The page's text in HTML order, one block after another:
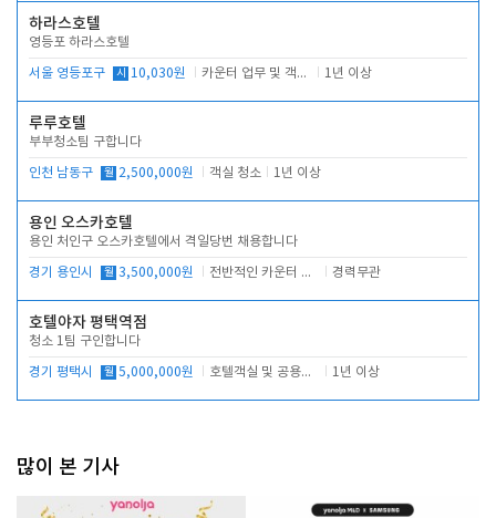
하라스호텔
영등포 하라스호텔
서울 영등포구 시 10,030원 카운터 업무 및 객실관리(청소상태 확인, 객실판매) 1년 이상
루루호텔
부부청소팀 구합니다
인천 남동구 월 2,500,000원 객실 청소 1년 이상
용인 오스카호텔
용인 처인구 오스카호텔에서 격일당번 채용합니다
경기 용인시 월 3,500,000원 전반적인 카운터 업무 경력무관
호텔야자 평택역점
청소 1팀 구인합니다
경기 평택시 월 5,000,000원 호텔객실 및 공용시설 청소 관리 1년 이상
많이 본 기사